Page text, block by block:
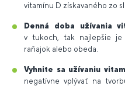
vitamínu D získavaného zo
Denná doba užívania
v tukoch, tak najlepšie je
raňajok alebo obeda.
Vyhnite sa užívaniu
negatívne vplývať na